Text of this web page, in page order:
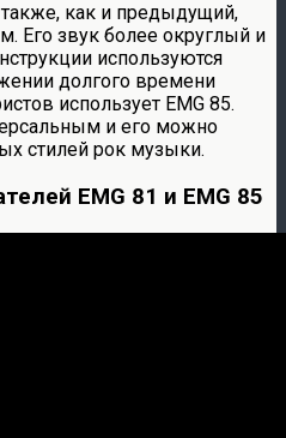
также, как и предыдущий,
Его звук более округлый и
используются
долгого времени
использует EMG 85.
и его можно
стилей рок музыки.
EMG 81 и EMG 85